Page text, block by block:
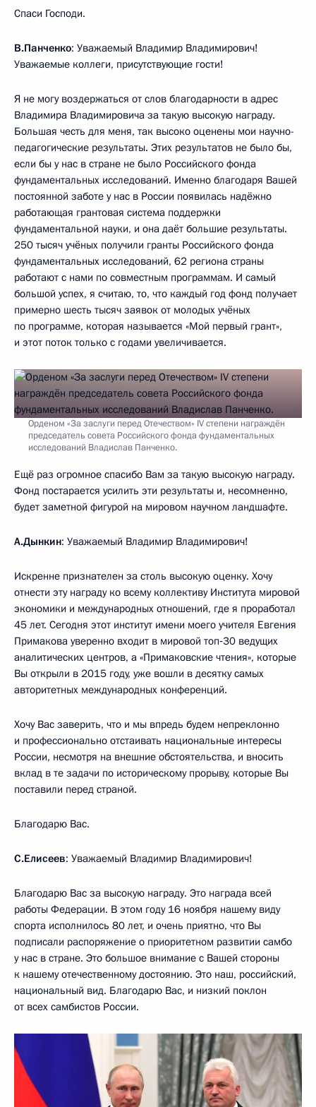
Спаси Господи.
В.Панченко: Уважаемый Владимир Владимирович!
Уважаемые коллеги, присутствующие гости!
Я не могу воздержаться от слов благодарности в адрес
Владимира Владимировича за такую высокую награду.
Большая честь для меня, так высоко оценены мои научно-
педагогические результаты. Этих результатов не было бы,
если бы у нас в стране не было Российского фонда
фундаментальных исследований. Именно благодаря Вашей
постоянной заботе у нас в России появилась надёжно
работающая грантовая система поддержки
фундаментальной науки, и она даёт большие результаты.
250 тысяч учёных получили гранты Российского фонда
фундаментальных исследований, 62 региона страны
работают с нами по совместным программам. И самый
большой успех, я считаю, то, что каждый год фонд получает
примерно шесть тысяч заявок от молодых учёных
по программе, которая называется «Мой первый грант»,
и этот поток только с годами увеличивается.
Орденом «За заслуги перед Отечеством» IV степени награждён
председатель совета Российского фонда фундаментальных
исследований Владислав Панченко.
Ещё раз огромное спасибо Вам за такую высокую награду.
Фонд постарается усилить эти результаты и, несомненно,
будет заметной фигурой на мировом научном ландшафте.
А.Дынкин: Уважаемый Владимир Владимирович!
Искренне признателен за столь высокую оценку. Хочу
отнести эту награду ко всему коллективу Института мировой
экономики и международных отношений, где я проработал
45 лет. Сегодня этот институт имени моего учителя Евгения
Примакова уверенно входит в мировой топ‑30 ведущих
аналитических центров, а «Примаковские чтения», которые
Вы открыли в 2015 году, уже вошли в десятку самых
авторитетных международных конференций.
Хочу Вас заверить, что и мы впредь будем непреклонно
и профессионально отстаивать национальные интересы
России, несмотря на внешние обстоятельства, и вносить
вклад в те задачи по историческому прорыву, которые Вы
поставили перед страной.
Благодарю Вас.
С.Елисеев: Уважаемый Владимир Владимирович!
Благодарю Вас за высокую награду. Это награда всей
работы Федерации. В этом году 16 ноября нашему виду
спорта исполнилось 80 лет, и очень приятно, что Вы
подписали распоряжение о приоритетном развитии самбо
у нас в стране. Это большое внимание с Вашей стороны
к нашему отечественному достоянию. Это наш, российский,
национальный вид. Благодарю Вас, и низкий поклон
от всех самбистов России.